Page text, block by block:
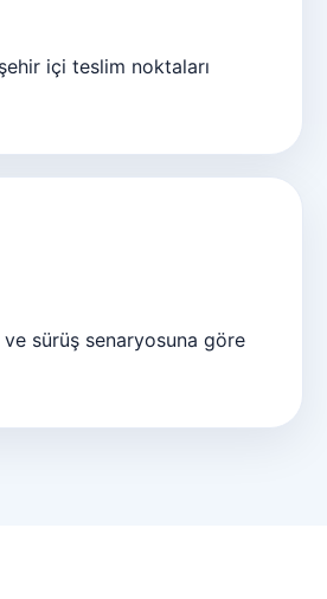
içi teslim noktaları
sürüş senaryosuna göre